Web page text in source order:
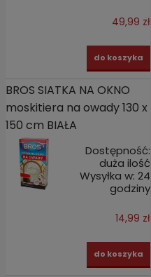
49,99 zł
do koszyka
BROS SIATKA NA OKNO
moskitiera na owady 130 x
150 cm BIAŁA
Dostępność:
duża ilość
Wysyłka w: 24
godziny
14,99 zł
do koszyka